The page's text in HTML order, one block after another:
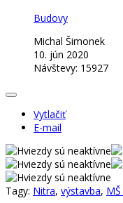
Budovy
Michal Šimonek
10. jún 2020
Návštevy: 15927
Vytlačiť
E-mail
Tagy: Nitra, výstavba,